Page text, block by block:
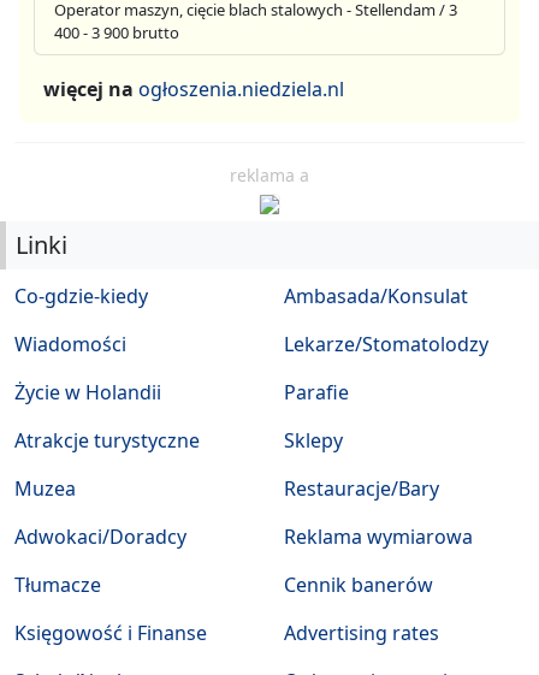
Operator maszyn, cięcie blach stalowych - Stellendam / 3
400 - 3 900 brutto
więcej na ogłoszenia.niedziela.nl
reklama a
Linki
Co-gdzie-kiedy
Wiadomości
Życie w Holandii
Atrakcje turystyczne
Muzea
Ambasada/Konsulat
Lekarze/Stomatolodzy
Parafie
Sklepy
Restauracje/Bary
Adwokaci/Doradcy
Tłumacze
Księgowość i Finanse
Reklama wymiarowa
Cennik banerów
Advertising rates